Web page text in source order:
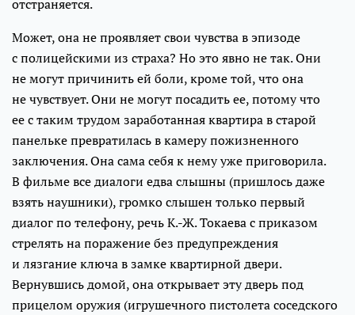
отстраняется.
Может, она не проявляет свои чувства в эпизоде
с полицейскими из страха? Но это явно не так. Они
не могут причинить ей боли, кроме той, что она
не чувствует. Они не могут посадить ее, потому что
ее с таким трудом заработанная квартира в старой
панельке превратилась в камеру пожизненного
заключения. Она сама себя к нему уже приговорила.
В фильме все диалоги едва слышны (пришлось даже
взять наушники), громко слышен только первый
диалог по телефону, речь К.-Ж. Токаева с приказом
стрелять на поражение без предупреждения
и лязгание ключа в замке квартирной двери.
Вернувшись домой, она открывает эту дверь под
прицелом оружия (игрушечного пистолета соседского